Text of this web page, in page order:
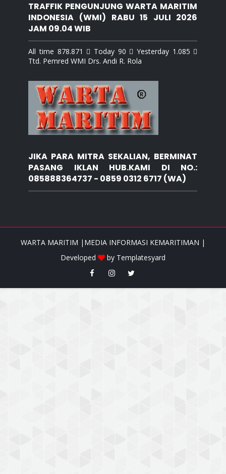
TRAFFIK PENGUNJUNG WARTA MARITIM
INDONESIA (WMI) RABU 15 JULI 2026
JAM 09.04 WIB
All time 878.871  Today 90  Yesterday 1.085 
Ttd. Pemred WMI Drs. Andi R. Rola
JIKA PARA MITRA SEKALIAN, BERMINAT
PASANG IKLAN HUB.KAMI DI NO.:
085888364737 - 0859 0312 6717 (WA)
WARTA MARITIM |MEDIA INFORMASI KEMARITIMAN |
Developed
by Templatesyard